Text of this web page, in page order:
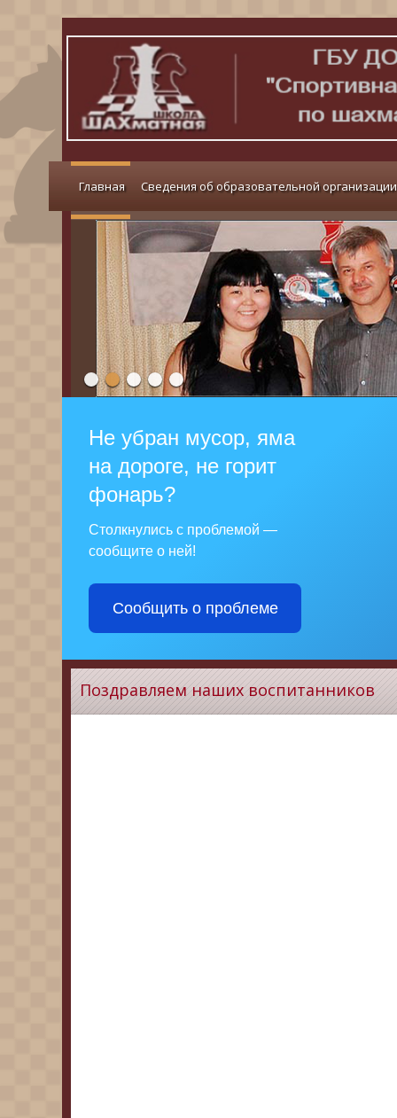
Главная Сведения об образовательной организации
Не убран мусор, яма
на дороге, не горит
фонарь?
Столкнулись с проблемой —
сообщите о ней!
Сообщить о проблеме
Поздравляем наших воспитанников